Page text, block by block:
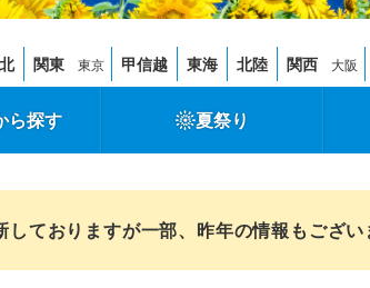
関東 東京 甲信越 東海 北陸 関西 大阪
ら探す 夏祭り
ておりますが一部、昨年の情報もござい